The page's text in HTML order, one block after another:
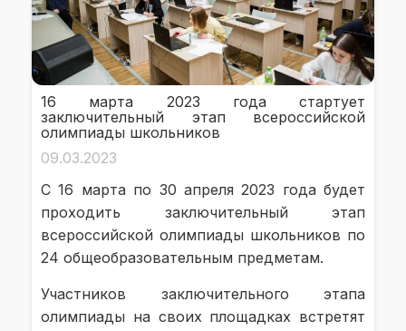
16 марта 2023 года стартует
заключительный этап всероссийской
олимпиады школьников
09.03.2023
С 16 марта по 30 апреля 2023 года будет
проходить заключительный этап
всероссийской олимпиады школьников по
24 общеобразовательным предметам.
Участников заключительного этапа
олимпиады на своих площадках встретят